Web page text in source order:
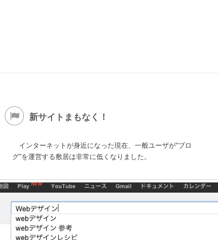
新サイトまもなく！
インターネットが身近になった現在、一般ユーザが“ブロ
グ”を運営する敷居は非常に低くなりました。